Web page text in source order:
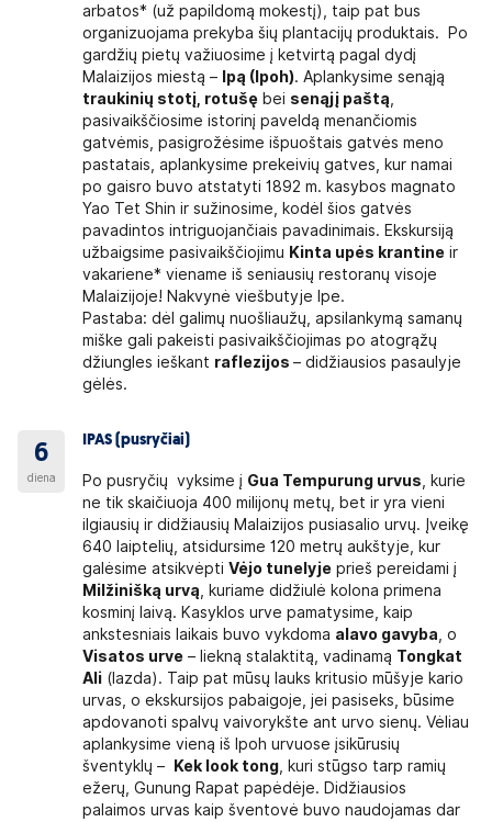
arbatos* (už papildomą mokestį), taip pat bus
organizuojama prekyba šių plantacijų produktais. Po
gardžių pietų važiuosime į ketvirtą pagal dydį
Malaizijos miestą – Ipą (Ipoh). Aplankysime senąją
traukinių stotį, rotušę bei senąjį paštą
pasivaikščiosime istorinį paveldą menančiomis
gatvėmis, pasigrožėsime išpuoštais gatvės meno
pastatais, aplankysime prekeivių gatves, kur namai
po gaisro buvo atstatyti 1892 m. kasybos magnato
Yao Tet Shin ir sužinosime, kodėl šios gatvės
pavadintos intriguojančiais pavadinimais. Ekskursiją
užbaigsime pasivaikščiojimu Kinta upės krantine ir
vakariene* viename iš seniausių restoranų visoje
Malaizijoje! Nakvynė viešbutyje Ipe.
Pastaba: dėl galimų nuošliaužų, apsilankymą samanų
miške gali pakeisti pasivaikščiojimas po atogrąžų
džiungles ieškant raflezijos– didžiausios pasaulyje
gėlės.
6
diena
IPAS (pusryčiai)
Po pusryčių vyksime į Gua Tempurung urvus , kurie
ne tik skaičiuoja 400 milijonų metų, bet ir yra vieni
ilgiausių ir didžiausių Malaizijos pusiasalio urvų. Įveikę
640 laiptelių, atsidursime 120 metrų aukštyje, kur
galėsime atsikvėptiVėjo tunelyje prieš pereidami į
Milžinišką urvą , kuriame didžiulė kolona primena
kosminį laivą. Kasyklos urve pamatysime, kaip
ankstesniais laikais buvo vykdoma alavo gavyba , o
Visatos urve – liekną stalaktitą, vadinamą Tongkat
Ali (lazda). Taip pat mūsų lauks kritusio mūšyje kario
urvas, o ekskursijos pabaigoje, jei pasiseks, būsime
apdovanoti spalvų vaivorykšte ant urvo sienų. Vėliau
aplankysime vieną iš Ipoh urvuose įsikūrusių
šventyklų –
Kek look tong , kuri stūgso tarp ramių
ežerų, Gunung Rapat papėdėje. Didžiausios
palaimos urvas kaip šventovė buvo naudojamas dar